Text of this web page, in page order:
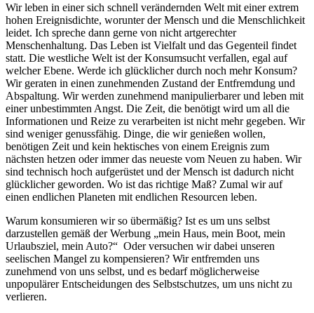
Wir leben in einer sich schnell verändernden Welt mit einer extrem
hohen Ereignisdichte, worunter der Mensch und die Menschlichkeit
leidet. Ich spreche dann gerne von nicht artgerechter
Menschenhaltung. Das Leben ist Vielfalt und das Gegenteil findet
statt. Die westliche Welt ist der Konsumsucht verfallen, egal auf
welcher Ebene. Werde ich glücklicher durch noch mehr Konsum?
Wir geraten in einen zunehmenden Zustand der Entfremdung und
Abspaltung. Wir werden zunehmend manipulierbarer und leben mit
einer unbestimmten Angst. Die Zeit, die benötigt wird um all die
Informationen und Reize zu verarbeiten ist nicht mehr gegeben. Wir
sind weniger genussfähig. Dinge, die wir genießen wollen,
benötigen Zeit und kein hektisches von einem Ereignis zum
nächsten hetzen oder immer das neueste vom Neuen zu haben. Wir
sind technisch hoch aufgerüstet und der Mensch ist dadurch nicht
glücklicher geworden. Wo ist das richtige Maß? Zumal wir auf
einen endlichen Planeten mit endlichen Resourcen leben.
Warum konsumieren wir so übermäßig? Ist es um uns selbst
darzustellen gemäß der Werbung „mein Haus, mein Boot, mein
Urlaubsziel, mein Auto?“ Oder versuchen wir dabei unseren
seelischen Mangel zu kompensieren? Wir entfremden uns
zunehmend von uns selbst, und es bedarf möglicherweise
unpopulärer Entscheidungen des Selbstschutzes, um uns nicht zu
verlieren.